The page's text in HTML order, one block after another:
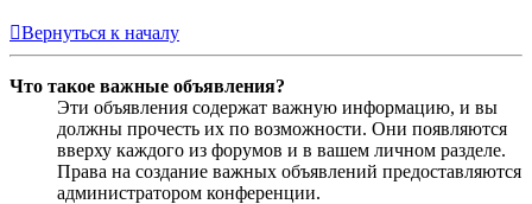
Вернуться к началу
Что такое важные объявления?
Эти объявления содержат важную информацию, и вы
должны прочесть их по возможности. Они появляются
вверху каждого из форумов и в вашем личном разделе.
Права на создание важных объявлений предоставляются
администратором конференции.